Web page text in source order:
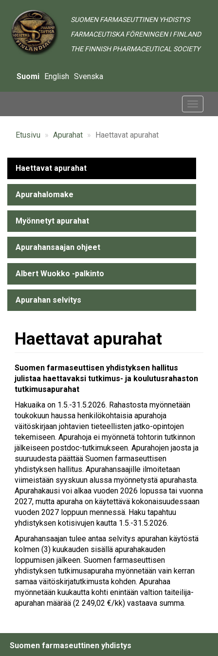
pääsisältöön
SUOMEN FARMASEUTTINEN YHDISTYS
FARMACEUTISKA FÖRENINGEN I FINLAND
THE FINNISH PHARMACEUTICAL SOCIETY
Suomi English Svenska
Toggle
Etusivu Apurahat Haettavat apurahat
Alavalikko
-
Grants
Haettavat apurahat
Apurahalomake
Myönnetyt apurahat
Apurahansaajan ohjeet
Albert Wuokko -palkinto
Apurahan selvitys
Haettavat apurahat
Suomen farmaseuttisen yhdistyksen hallitus
julistaa haettavaksi tutkimus- ja koulutusrahaston
tutkimusapurahat
Hakuaika on 1.5.-31.5.2026. Rahastosta myönnetään
toukokuun haussa henkilökohtaisia apurahoja
väitöskirjaan johtavien tieteellisten jatko-opintojen
tekemiseen. Apurahoja ei myönnetä tohtorin tutkinnon
jälkeiseen postdoc-tutkimukseen. Apurahojen jaosta ja
suuruudesta päättää Suomen farmaseuttisen
yhdistyksen hallitus. Apurahansaajille ilmoitetaan
viimeistään syyskuun alussa myönnetystä apurahasta.
Apurahakausi voi alkaa vuoden 2026 lopussa tai vuonna
2027, mutta apuraha on käytettävä kokonaisuudessaan
vuoden 2027 loppuun mennessä. Haku tapahtuu
yhdistyksen kotisivujen kautta 1.5.-31.5.2026.
Apurahansaajan tulee antaa selvitys apurahan käytöstä
kolmen (3) kuukauden sisällä apurahakauden
loppumisen jälkeen. Suomen farmaseuttisen
yhdistyksen tutkimusapuraha myönnetään vain kerran
samaa väitöskirjatutkimusta kohden. Apurahaa
myönnetään kuukautta kohti enintään valtion taiteilija-
apurahan määrää (2 249,02 €/kk) vastaava summa.
Suomen farmaseuttinen yhdistys